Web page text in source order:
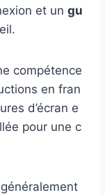
et un gu
compétence
en fran
d’écran e
pour une c